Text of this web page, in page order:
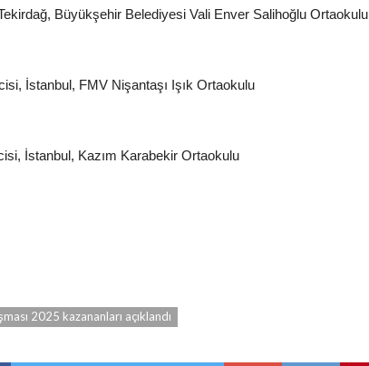
Büyükşehir Belediyesi Vali Enver Salihoğlu Ortaokulu
İstanbul, FMV Nişantaşı Işık Ortaokulu
İstanbul, Kazım Karabekir Ortaokulu
2025 kazananları açıklandı